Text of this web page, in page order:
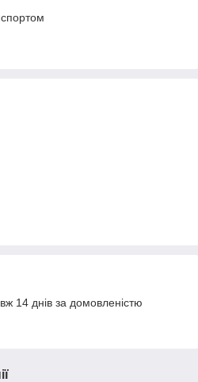
14 днів за домовленістю